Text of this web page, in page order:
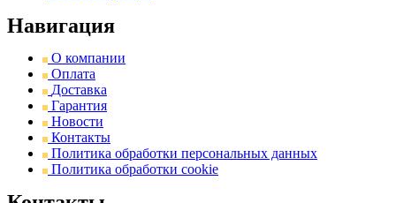
Навигация
О компании
Оплата
Доставка
Гарантия
Новости
Контакты
Политика обработки персональных данных
Политика обработки cookie